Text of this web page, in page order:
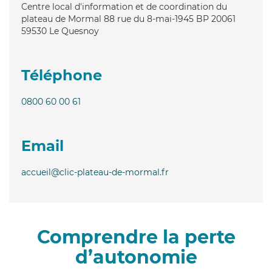
Centre local d'information et de coordination du
plateau de Mormal 88 rue du 8-mai-1945 BP 20061
59530 Le Quesnoy
Téléphone
0800 60 00 61
Email
accueil@clic-plateau-de-mormal.fr
Comprendre la perte
d’autonomie